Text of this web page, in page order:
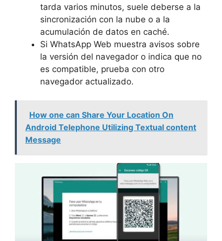
tarda varios minutos, suele deberse a la
sincronización con la nube o a la
acumulación de datos en caché.
Si WhatsApp Web muestra avisos sobre
la versión del navegador o indica que no
es compatible, prueba con otro
navegador actualizado.
How one can Share Your Location On
Android Telephone Utilizing Textual content
Message